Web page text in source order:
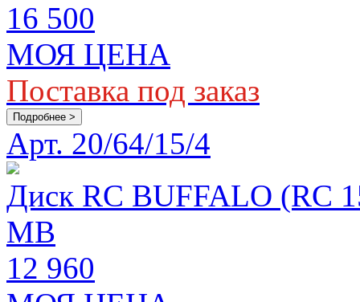
16 500
МОЯ ЦЕНА
Поставка под заказ
Подробнее >
Арт. 20/64/15/4
Диск RC BUFFALO (RC
MB
12 960